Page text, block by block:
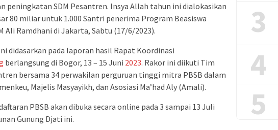
peningkatan SDM Pesantren. Insya Allah tahun ini dialokasikan
80 miliar untuk 1.000 Santri penerima Program Beasiswa
Ali Ramdhani di Jakarta, Sabtu (17/6/2023).
didasarkan pada laporan hasil Rapat Koordinasi
berlangsung di Bogor, 13 – 15 Juni 2023. Rakor ini diikuti Tim
bersama 34 perwakilan perguruan tinggi mitra PBSB dalam
Majelis Masyayikh, dan Asosiasi Ma’had Aly (Amali).
PBSB akan dibuka secara online pada 3 sampai 13 Juli
Gunung Djati ini.
3
4
5